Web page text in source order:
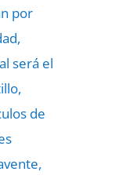
por
será el
de